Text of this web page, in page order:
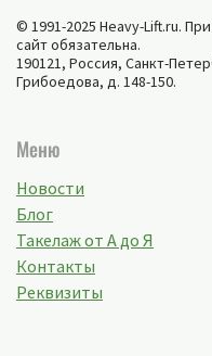
© 1991-2025 Heavy-Lift.ru.
сайт обязательна.
190121, Россия, Санкт-
Грибоедова, д. 148-150.
Меню
Новости
Блог
Такелаж от А до Я
Контакты
Реквизиты